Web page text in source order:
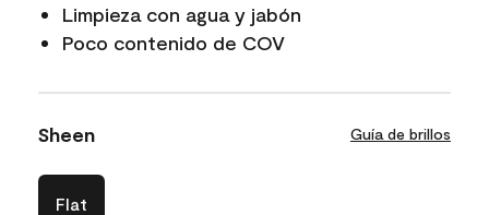
Limpieza con agua y jabón
Poco contenido de COV
Sheen Guía de brillos
Flat